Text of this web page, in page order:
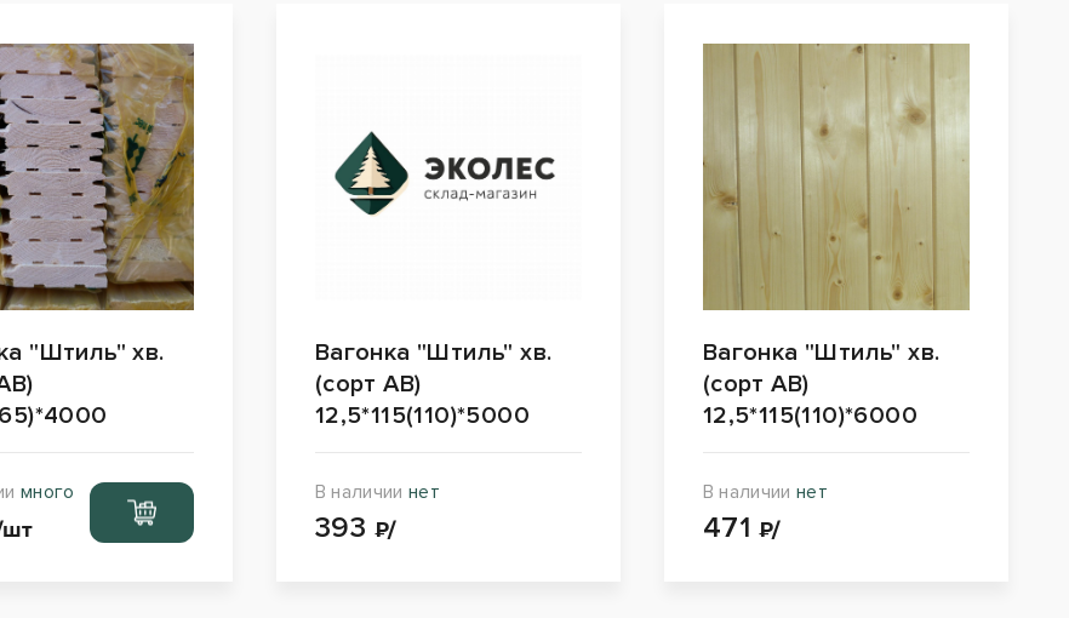
"Штиль" хв.
много
Перейти
в корзину
Вагонка "Штиль" хв.
(сорт АВ)
12,5*115(110)*5000
В наличиинет
393 ₽/
Вагонка "Штиль" хв.
(сорт АВ)
12,5*115(110)*6000
В наличии нет
471 ₽/